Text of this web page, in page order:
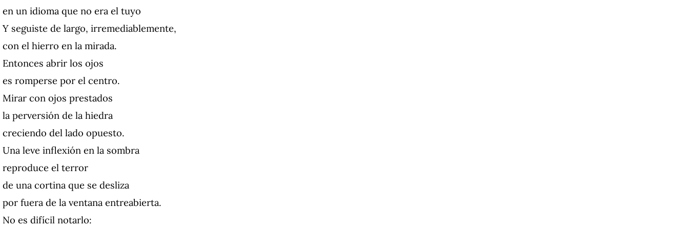
en un idioma que no era el tuyo
Y seguiste de largo, irremediablemente,
con el hierro en la mirada.
Entonces abrir los ojos
es romperse por el centro.
Mirar con ojos prestados
la perversión de la hiedra
creciendo del lado opuesto.
Una leve inflexión en la sombra
reproduce el terror
de una cortina que se desliza
por fuera de la ventana entreabierta.
No es difícil notarlo: